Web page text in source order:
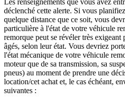
déclenché cette alerte. Si vous
quelque distance que ce soit, vous
particulière à l'état de votre véhicule
remorque peut se révéler très
âgés, selon leur état. Vous devriez
l'état mécanique de votre véhicule
moteur que de sa transmission, sa
pneus) au moment de prendre une
location/cet achat et, le cas échéant,
suivantes :